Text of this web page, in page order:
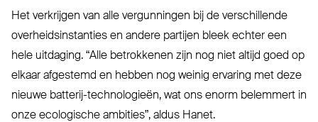
Het ver­krijgen van alle ver­gunningen bij de ver­schillende
over­heids­in­stanties en andere partijen bleek echter een
hele uitdaging. “Alle betrokkenen zijn nog niet altijd goed op
elkaar afgestemd en hebben nog weinig ervaring met deze
nieuwe batterij-tech­no­logieën, wat ons enorm belemmert in
onze eco­logische ambities”, aldus Hanet.